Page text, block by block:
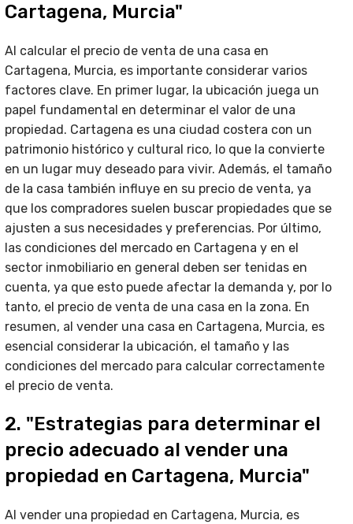
Cartagena, Murcia"
Al calcular el precio de venta de una casa en
Cartagena, Murcia, es importante considerar varios
factores clave. En primer lugar, la ubicación juega un
papel fundamental en determinar el valor de una
propiedad. Cartagena es una ciudad costera con un
patrimonio histórico y cultural rico, lo que la convierte
en un lugar muy deseado para vivir. Además, el tamaño
de la casa también influye en su precio de venta, ya
que los compradores suelen buscar propiedades que se
ajusten a sus necesidades y preferencias. Por último,
las condiciones del mercado en Cartagena y en el
sector inmobiliario en general deben ser tenidas en
cuenta, ya que esto puede afectar la demanda y, por lo
tanto, el precio de venta de una casa en la zona. En
resumen, al vender una casa en Cartagena, Murcia, es
esencial considerar la ubicación, el tamaño y las
condiciones del mercado para calcular correctamente
el precio de venta.
2. "Estrategias para determinar el
precio adecuado al vender una
propiedad en Cartagena, Murcia"
Al vender una propiedad en Cartagena, Murcia, es